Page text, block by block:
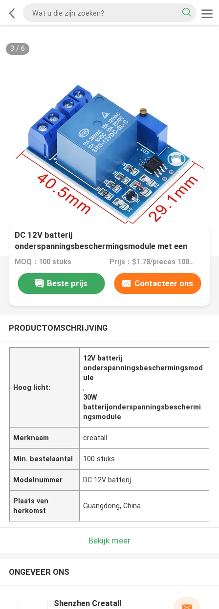
3 / 6
DC 12V batterij
onderspanningsbeschermingsmodule met een
minimumvermogen van 2*15W 30W 4-8ohm
MOQ：100 stuks Prijs：$1.78/pieces 100-499 pieces
Beste prijs Contacteer ons
PRODUCTOMSCHRIJVING
Hoog licht:
12V batterij
onderspanningsbeschermingsmod
ule
,
30W
batterijonderspanningsbeschermi
ngsmodule
Merknaam creatall
Min. bestelaantal 100 stuks
Modelnummer DC 12V batterij
Plaats van
herkomst
Guangdong, China
Bekijk meer
ONGEVEER ONS
Shenzhen Creatall